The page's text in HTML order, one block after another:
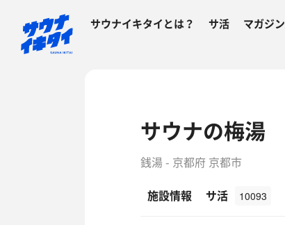
サウナイキタイとは？ サ活 マガジン
サウナの梅湯
銭湯 - 京都府 京都市
施設情報
サ活 10093